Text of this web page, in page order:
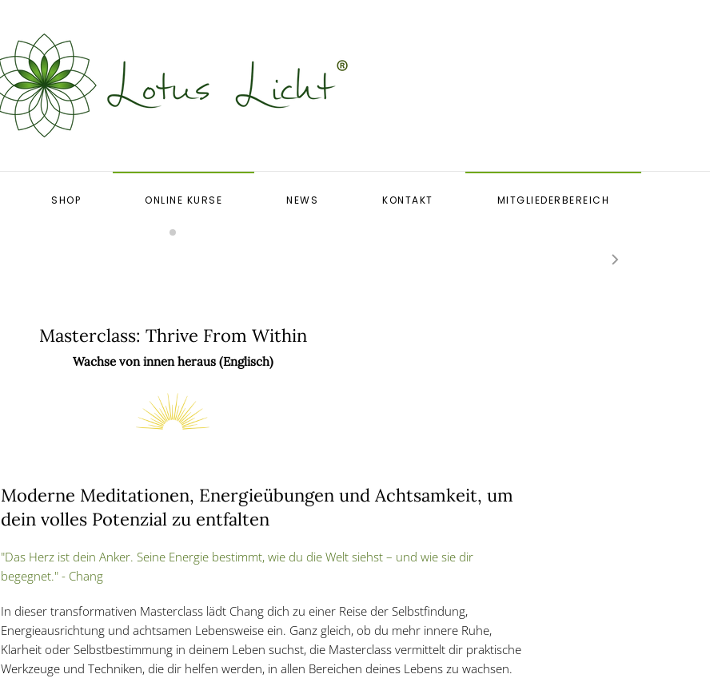
SHOP ONLINE KURSE NEWS KONTAKT MITGLIEDERBEREICH
Masterclass: Thrive From Within
Wachse von innen heraus (Englisch)
Moderne Meditationen, Energieübungen und Achtsamkeit, um
dein volles Potenzial zu entfalten
"Das Herz ist dein Anker. Seine Energie bestimmt, wie du die Welt siehst – und wie sie dir
begegnet." - Chang
In dieser transformativen Masterclass lädt Chang dich zu einer Reise der Selbstfindung,
Energieausrichtung und achtsamen Lebensweise ein. Ganz gleich, ob du mehr innere Ruhe,
Klarheit oder Selbstbestimmung in deinem Leben suchst, die Masterclass vermittelt dir praktische
Werkzeuge und Techniken, die dir helfen werden, in allen Bereichen deines Lebens zu wachsen.